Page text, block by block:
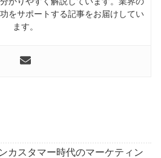
をサポートする記事をお届けしてい
ます。
カスタマー時代のマーケティン